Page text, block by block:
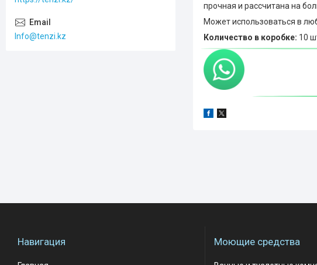
прочная и рассчитана на
Может использоваться в
Количество в коробке: 10
Info@tenzi.kz
Навигация Моющие средства